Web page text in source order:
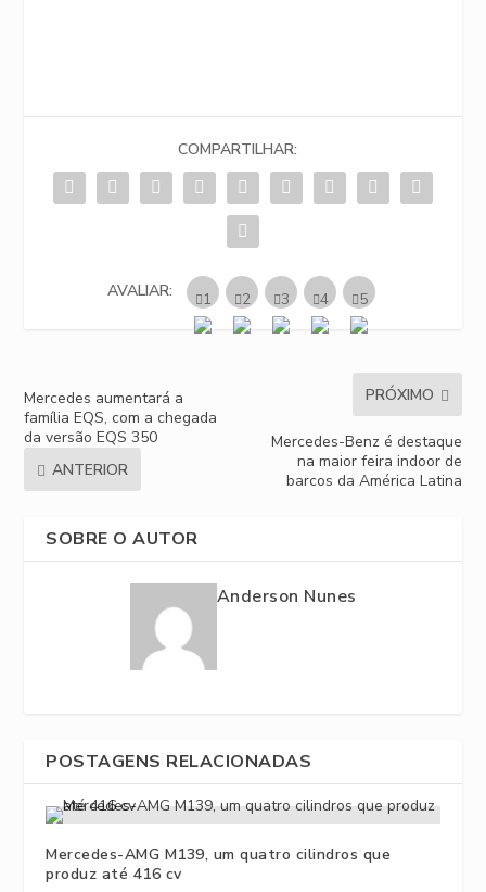
COMPARTILHAR:
AVALIAR:
Mercedes aumentará a
família EQS, com a chegada
da versão EQS 350
ANTERIOR
PRÓXIMO
Mercedes-Benz é destaque
na maior feira indoor de
barcos da América Latina
SOBRE O AUTOR
Anderson Nunes
POSTAGENS RELACIONADAS
Mercedes-AMG M139, um quatro cilindros que
produz até 416 cv